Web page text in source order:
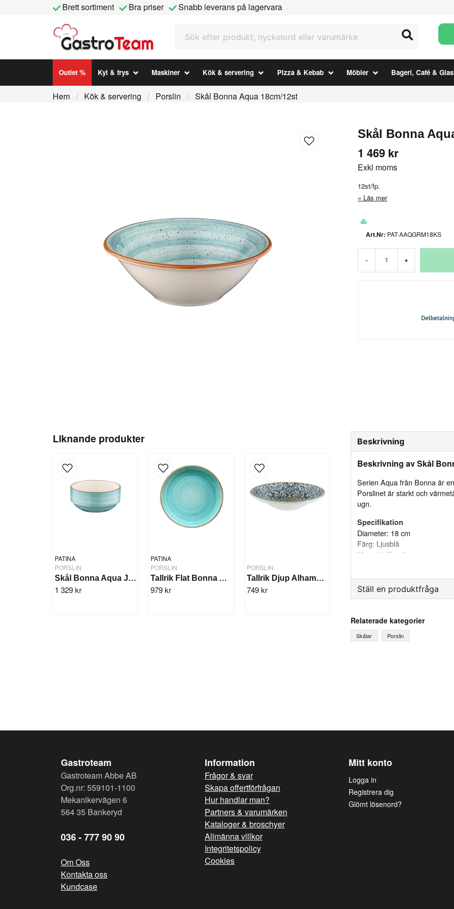
Brett sortiment Bra priser
Snabb leverans på lagervara
Outlet % Kyl & frys Maskiner Kök & servering Pizza & Kebab Möbler Bageri, Café &
Hem Kök & servering Porslin Skål Bonna Aqua 18cm/12st
Skål Bonna
1 469 kr
Exkl moms
12st/fp.
Läs mer
PAT-AAQGRM18KS
- +
Liknande produkter
PATINA
PORSLIN
Skål Bonna Aqua Joker 14cm/12st
1 329 kr
PATINA
PORSLIN
Tallrik Flat Bonna Aqua 30cm/6st
979 kr
PORSLIN
Tallrik Djup Alhambra 27cm/6st
749 kr
Beskrivning
Beskrivning av Skål
Serien Aqua från Bonna är
Porslinet är starkt och
ugn.
Specifikation
Diameter: 18 cm
Färg: Ljusblå
Material: Porslin
Ställ en produktfråga
Fråga oss något om
Relaterade kategorier
Skålar Porslin
Gastroteam
Gastroteam Abbe AB
Org.nr: 559101-1100
Mekanikervägen 6
564 35 Bankeryd
036 - 777 90 90
Om Oss
Kontakta oss
Kundcase
Information
Frågor & svar
Skapa offertförfrågan
Hur handlar man?
Partners & varumärken
Kataloger & broschyer
Allmänna villkor
Integritetspolicy
Cookies
Mitt konto
Logga in
Registrera dig
Glömt lösenord?